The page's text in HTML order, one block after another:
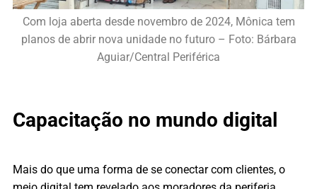
Com loja aberta desde novembro de 2024, Mônica tem
planos de abrir nova unidade no futuro – Foto: Bárbara
Aguiar/Central Periférica
Capacitação no mundo digital
Mais do que uma forma de se conectar com clientes, o